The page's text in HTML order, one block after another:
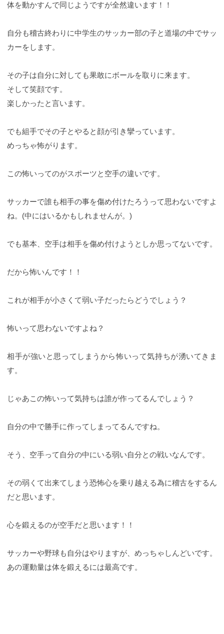
体を動かすんで同じようですが全然違います！！
自分も稽古終わりに中学生のサッカー部の子と道場の中でサッ
カーをします。
その子は自分に対しても果敢にボールを取りに来ます。
そして笑顔です。
楽しかったと言います。
でも組手でその子とやると顔が引き攣っています。
めっちゃ怖がります。
この怖いってのがスポーツと空手の違いです。
サッカーで誰も相手の事を傷め付けたろうって思わないですよ
ね。(中にはいるかもしれませんが。)
でも基本、空手は相手を傷め付けようとしか思ってないです。
だから怖いんです！！
これが相手が小さくて弱い子だったらどうでしょう？
怖いって思わないですよね？
相手が強いと思ってしまうから怖いって気持ちが湧いてきま
す。
じゃあこの怖いって気持ちは誰が作ってるんでしょう？
自分の中で勝手に作ってしまってるんですね。
そう、空手って自分の中にいる弱い自分との戦いなんです。
その弱くて出来てしまう恐怖心を乗り越える為に稽古をするん
だと思います。
心を鍛えるのが空手だと思います！！
サッカーや野球も自分はやりますが、めっちゃしんどいです。
あの運動量は体を鍛えるには最高です。